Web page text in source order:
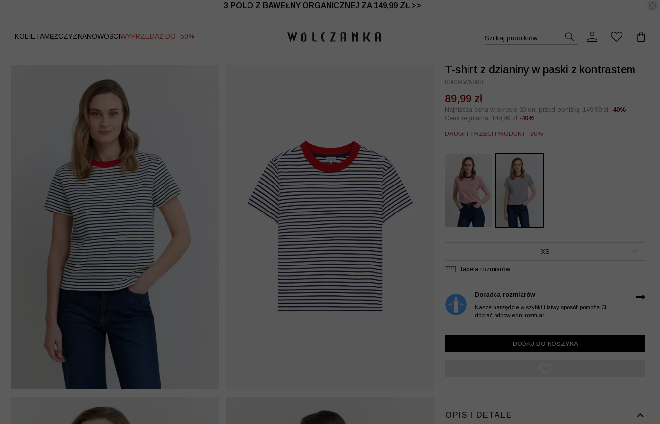
3 POLO Z BAWEŁNY ORGANICZNEJ ZA 149,99 ZŁ >>
WYPRZEDAŻ DO -50% | DODATKOWE -30% NA DRUGI I TRZECI PRODUKT >>
KOBIETAMĘŻCZYZNANOWOŚCIWYPRZEDAŻ DO -50% Szukaj produktów...
T-shirt z dzianiny w paski z kontrastem
0000XW5098
89,99 zł
Najniższa cena w okresie 30 dni przed obniżką: 149,99 zł -40%
Cena regularna: 149,99 zł -40%
DRUGI I TRZECI PRODUKT -30%
XS
Tabela rozmiarów
Doradca rozmiarów
Nasze narzędzie w szybki i łatwy sposób pomoże Ci
dobrać odpowiedni rozmiar.
DODAJ DO KOSZYKA
OPIS I DETALE